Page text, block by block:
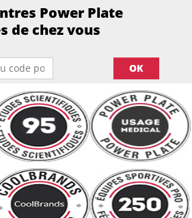
Power Plate
de chez vous
OK